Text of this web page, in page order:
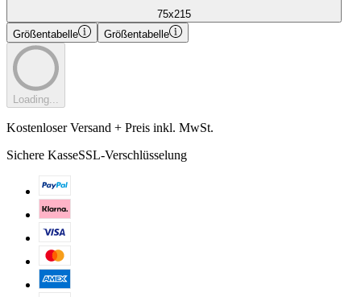
75x215
Größentabelle
Größentabelle
Loading...
Kostenloser Versand + Preis inkl. MwSt.
Sichere KasseSSL-Verschlüsselung